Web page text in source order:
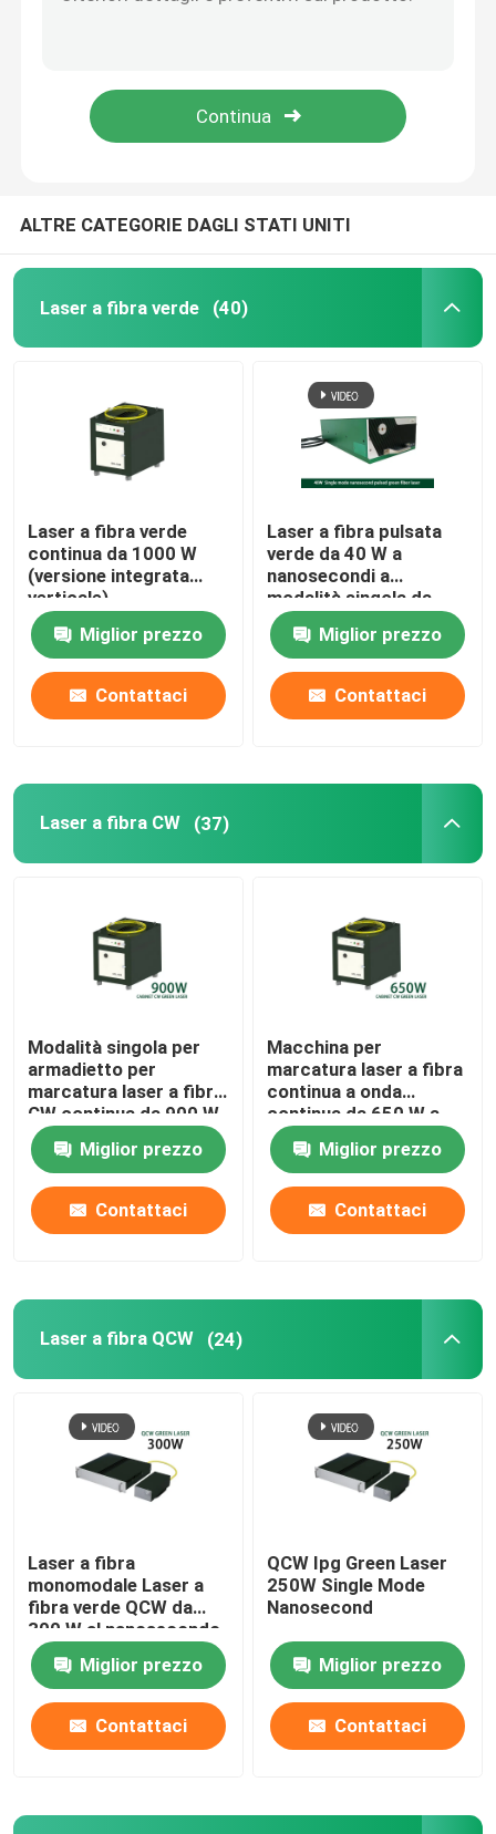
Laser a fibra QCW
Laser a fibra MOPA
Laser a fibra ultraveloce
Dispositivo di rimozione degli ostacoli laser
Stampa 3D verde
Saldatrice laser portatile
Macchina da taglio laser
ALTRE CATEGORIE DAGLI STATI UNITI
Laser a fibra verde (40)
Laser a fibra verde
continua da 1000 W
(versione integrata
verticale)
Miglior prezzo
Contattaci
Laser a fibra pulsata
verde da 40 W a
nanosecondi a
modalità singola da
532 nm
Miglior prezzo
Contattaci
Laser a fibra CW (37)
Modalità singola per
armadietto per
marcatura laser a fibra
CW continua da 900 W
Miglior prezzo
Contattaci
Macchina per
marcatura laser a fibra
continua a onda
continua da 650 W a
macchina singola
Miglior prezzo
Contattaci
Laser a fibra QCW (24)
Laser a fibra
monomodale Laser a
fibra verde QCW da
300 W al nanosecondo
Miglior prezzo
Contattaci
QCW Ipg Green Laser
250W Single Mode
Nanosecond
Miglior prezzo
Contattaci